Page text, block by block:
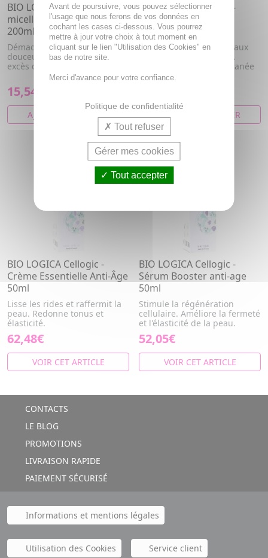
BIO LOGICA Cellogic - Eau
micellaire revitalisante
200ml
Démaquille et nettoie en
douceur. Elimine impuretés et
excès de sébum. Protège les...
15,54€
AJOUTER AU PANIER
BIO LOGICA Cellogic -
Crème nutrition
Hydratante 50ml
Nourrit intensément peaux
sèches et déshydratées.
Renforce la barrière cutanée
pou...
AJOUTER AU PANIER
BIO LOGICA Cellogic -
Crème Essentielle Anti-Âge
50ml
Lisse les rides et raffermit la
peau. Redonne tonus et
élasticité.
62,48€
VOIR CET ARTICLE
BIO LOGICA Cellogic -
Sérum Booster anti-age
50ml
Stimule la régénération
cellulaire. Améliore la fermeté
et l'élasticité de la peau.
52,05€
VOIR CET ARTICLE
CONTACTS
LE BLOG
PROMOTIONS
LIVRAISON RAPIDE
PAIEMENT SÉCURISÉ
Informations et mentions légales
Utilisation des Cookies Service client
Avant de poursuivre, vous pouvez sélectionner
l'usage que nous ferons de vos données en
cochant les cases ci-dessous. Vous pourrez
mettre à jour votre choix à tout moment en
cliquant sur le lien "Utilisation des Cookies" en
bas de notre site.
Merci d'avance pour votre confiance.
Politique de confidentialité
Tout refuser
Gérer mes cookies
Tout accepter